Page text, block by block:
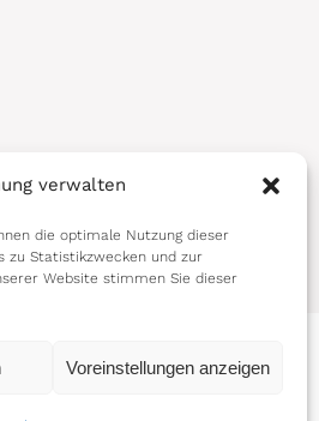
verwalten
die optimale Nutzung dieser
zu Statistikzwecken und zur
Website stimmen Sie dieser
Voreinstellungen anzeigen